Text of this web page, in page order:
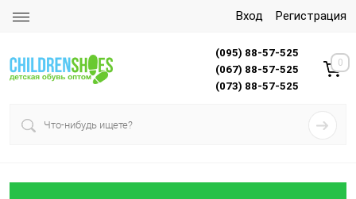
Вход Регистрация
(095) 88-57-525
(067) 88-57-525
(073) 88-57-525
0